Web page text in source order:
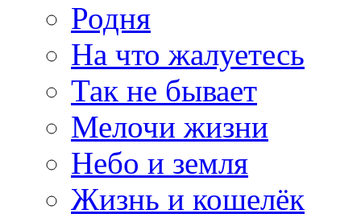
Родня
На что жалуетесь
Так не бывает
Мелочи жизни
Небо и земля
Жизнь и кошелёк